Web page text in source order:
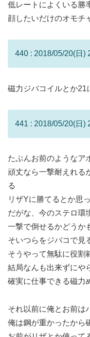
低レートによくいる勝
顔したいだけのオモチ
440 : 2018/05/20(日)
磁力ジバコイルとか
441 : 2018/05/20(日)
たぶんお前のようなア
頑丈なら一撃耐えれる
る
リザYに勝てるとか思
だがな、今のステロ環
一撃で倒せるかどうか
そいつらをジバコで見
そうやって無駄に役割
結局なんも出来ずにや
確実に仕事できる磁力
それ以前に俺とお前は
俺は鋼が重かったから